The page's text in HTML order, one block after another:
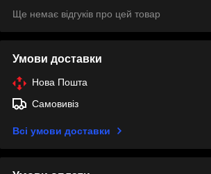
Ще немає відгуків про цей товар
Умови доставки
Нова Пошта
Самовивіз
Всі умови доставки